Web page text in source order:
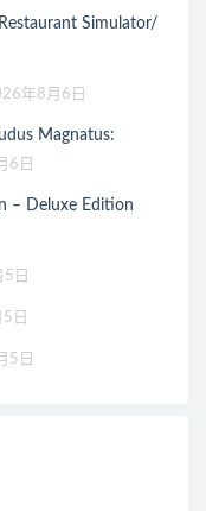
Simulator/
年8月6日
Magnatus:
6日
– Deluxe Edition
日
日
5日